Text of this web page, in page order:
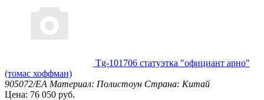
Tg-101706 статуэтка "официант арно"
(томас хоффман)
905072/EA Материал: Полистоун Страна: Китай
Цена: 76 050 руб.